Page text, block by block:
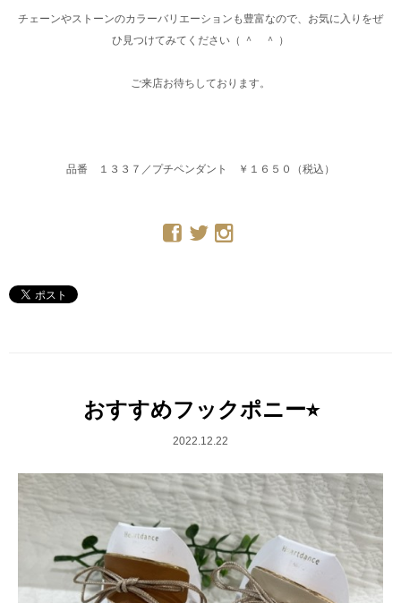
チェーンやストーンのカラーバリエーションも豊富なので、お気に入りをぜ
ひ見つけてみてください（ ＾ ＾ ）
ご来店お待ちしております。
品番 １３３７／プチペンダント ￥１６５０（税込）
おすすめフックポニー⭐︎
2022.12.22